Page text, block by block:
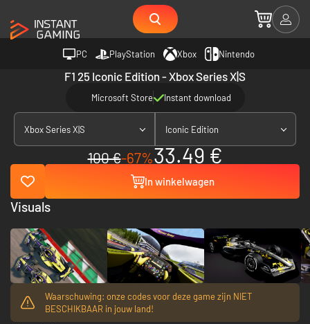
PC PlayStation Xbox Nintendo
F1 25 Iconic Edition - Xbox Series X|S
Microsoft Store Instant download
Xbox Series X|S Iconic Edition
100 €-67%33.49 €
In winkelwagen
Waarschuwing: onze codes voor deze game zijn NIET
BESCHIKBAAR in jouw land!
Visuals